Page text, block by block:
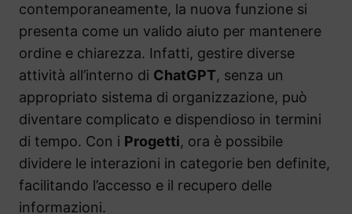
contemporaneamente, la nuova funzione si
presenta come un valido aiuto per mantenere
ordine e chiarezza. Infatti, gestire diverse
attività all’interno di ChatGPT, senza un
appropriato sistema di organizzazione, può
diventare complicato e dispendioso in termini
di tempo. Con i Progetti, ora è possibile
dividere le interazioni in categorie ben definite,
facilitando l’accesso e il recupero delle
informazioni.